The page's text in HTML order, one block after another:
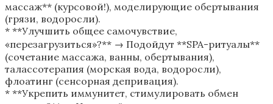
массаж** (курсовой!), моделирующие обертывания
(грязи, водоросли).
* **Улучшить общее самочувствие,
«перезагрузиться»?** → Подойдут **SPA-ритуалы**
(сочетание массажа, ванны, обертывания),
талассотерапия (морская вода, водоросли),
флоатинг (сенсорная депривация).
* **Укрепить иммунитет, стимулировать обмен